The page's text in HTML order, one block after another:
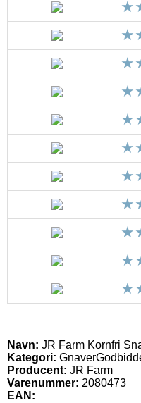
Navn: JR Farm Kornfri
Kategori:
Producent: JR Farm
Varenummer: 2080473
EAN: